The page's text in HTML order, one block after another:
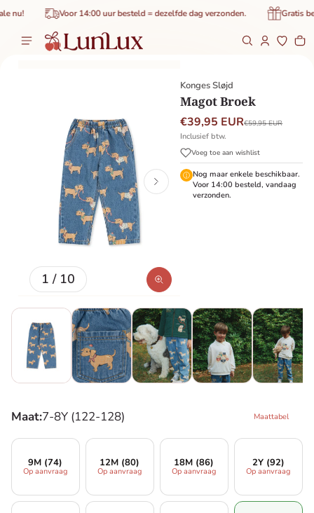
inhoudVoor 14:00 uur besteld = dezelfde dag verzonden. Gratis
0
1 / van
10
Konges Sløjd
Magot Broek
€39,95 EUR€59,95 EUR
Inclusief btw.
Voeg toe aan wishlist
Nog maar enkele beschikbaar.
Voor 14:00 besteld, vandaag
verzonden.
Maat:7-8Y (122-128) Maattabel
9M (74)
Op aanvraag
12M (80)
Op aanvraag
18M (86)
Op aanvraag
2Y (92)
Op aanvraag